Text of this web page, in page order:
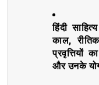
हिंदी
काल,
प्रवृत्तियों
और उनके